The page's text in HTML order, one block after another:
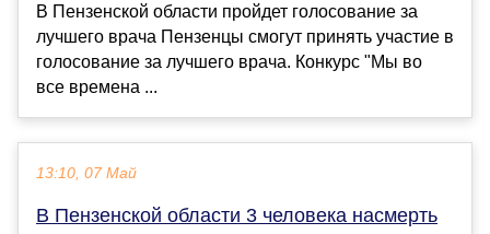
В Пензенской области пройдет голосование за
лучшего врача Пензенцы смогут принять участие в
голосование за лучшего врача. Конкурс "Мы во
все времена ...
13:10, 07 Май
В Пензенской области 3 человека насмерть